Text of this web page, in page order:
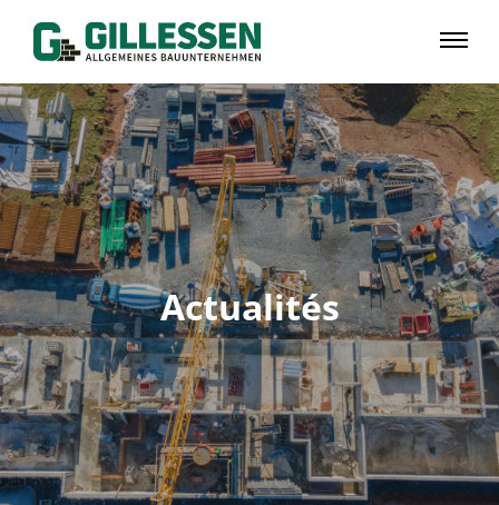
Actualités